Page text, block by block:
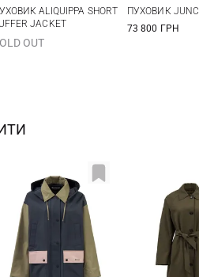
ALIQUIPPA SHORT
JACKET
OUT
ПУХОВИК
73 800 ГРН